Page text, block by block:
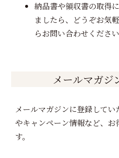
納品書や領収書の取得
ましたら、どうぞお気
らお問い合わせください
メールマガジ
メールマガジンに登録して
やキャンペーン情報など、お
す。